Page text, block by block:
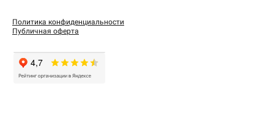
Политика конфиденциальности
Публичная оферта